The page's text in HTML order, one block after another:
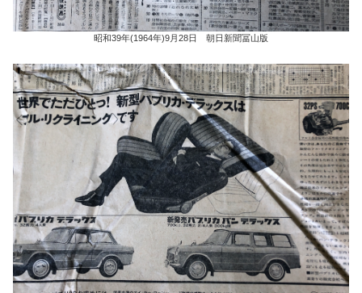
昭和39年(1964年)9月28日 朝日新聞冨山版